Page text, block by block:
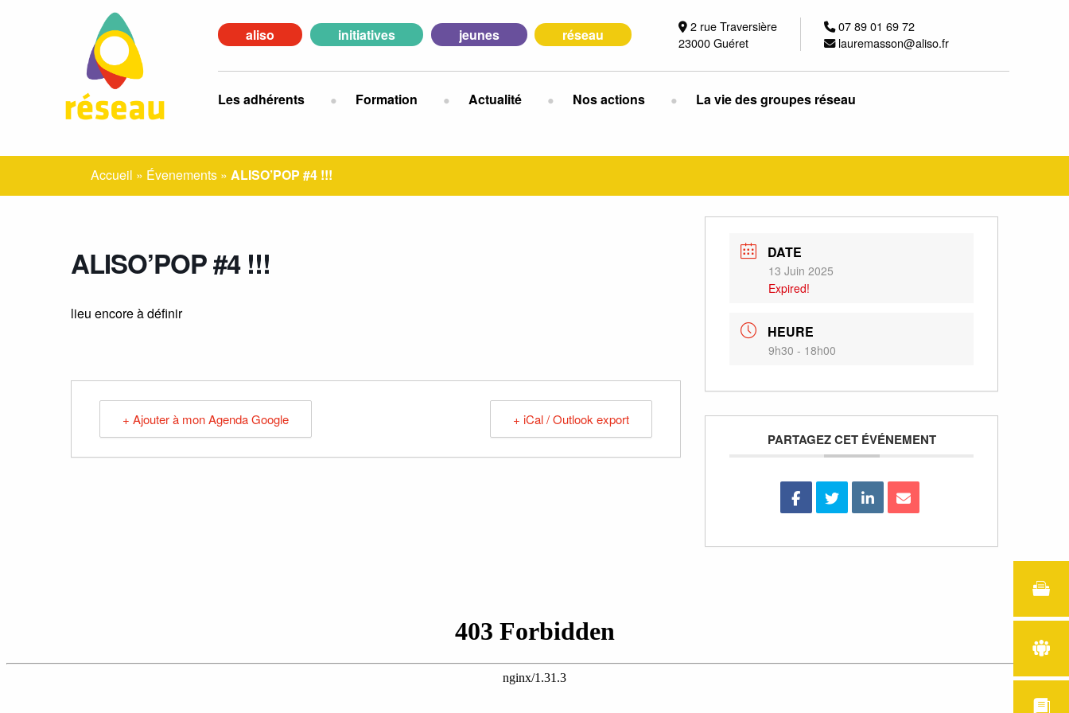
aliso initiatives jeunes réseau
2 rue Traversière
23000 Guéret
07 89 01 69 72
lauremasson@aliso.fr
Les adhérents Formation Actualité Nos actions La vie des groupes réseau
Accueil » Évenements »ALISO’POP #4 !!!
ALISO’POP #4 !!!
lieu encore à définir
+ Ajouter à mon Agenda Google + iCal / Outlook export
DATE
13 Juin 2025
Expired!
HEURE
9h30 - 18h00
PARTAGEZ CET ÉVÉNEMENT